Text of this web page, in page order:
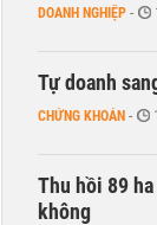
DOANH NGHIỆP -
Tự doanh
CHỨNG KHOÁN -
Thu hồi 89
không